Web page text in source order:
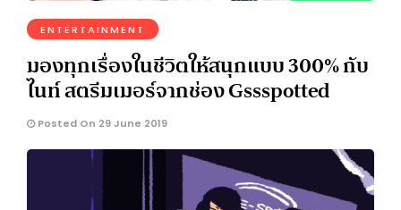
ENTERTAINMENT
มองทุกเรื่องในชีวิตให้สนุกแบบ 300% กับ
ไนท์ สตรีมเมอร์จากช่อง Gssspotted
Posted On 29 June 2019